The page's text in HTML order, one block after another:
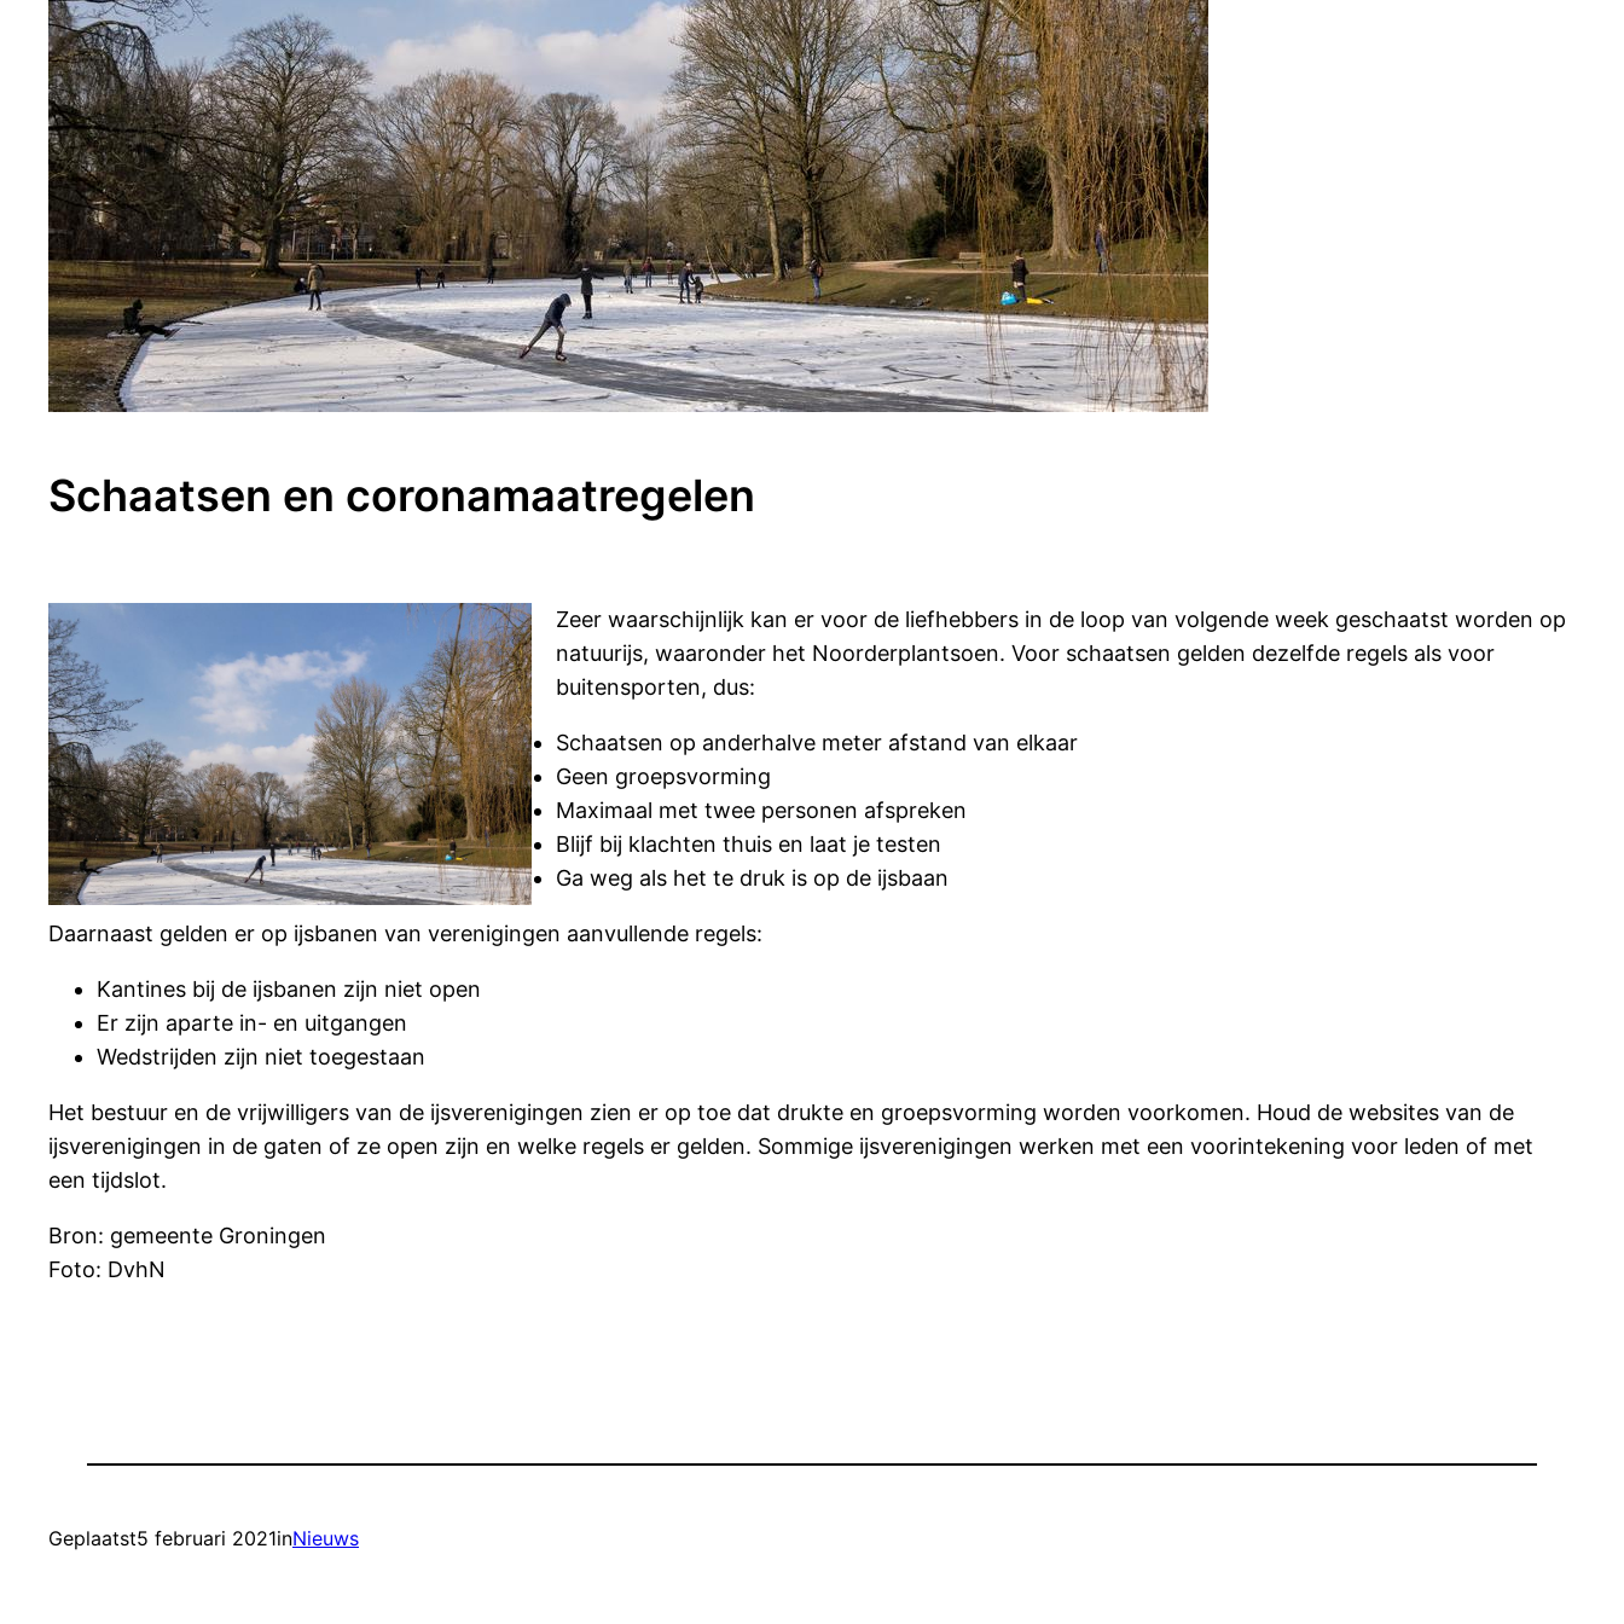
Schaatsen en coronamaatregelen
Zeer waarschijnlijk kan er voor de liefhebbers in de loop van volgende week geschaatst worden op
natuurijs, waaronder het Noorderplantsoen. Voor schaatsen gelden dezelfde regels als voor
buitensporten, dus:
Schaatsen op anderhalve meter afstand van elkaar
Geen groepsvorming
Maximaal met twee personen afspreken
Blijf bij klachten thuis en laat je testen
Ga weg als het te druk is op de ijsbaan
Daarnaast gelden er op ijsbanen van verenigingen aanvullende regels:
Kantines bij de ijsbanen zijn niet open
Er zijn aparte in- en uitgangen
Wedstrijden zijn niet toegestaan
Het bestuur en de vrijwilligers van de ijsverenigingen zien er op toe dat drukte en groepsvorming worden voorkomen. Houd de websites van de
ijsverenigingen in de gaten of ze open zijn en welke regels er gelden. Sommige ijsverenigingen werken met een voorintekening voor leden of met
een tijdslot.
Bron: gemeente Groningen
Foto: DvhN
Geplaatst5 februari 2021inNieuws